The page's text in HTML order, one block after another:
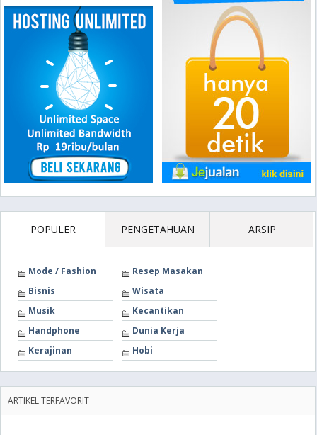
POPULER PENGETAHUAN ARSIP
Mode / Fashion
Resep Masakan
Bisnis
Wisata
Musik
Kecantikan
Handphone
Dunia Kerja
Kerajinan
Hobi
ARTIKEL TERFAVORIT